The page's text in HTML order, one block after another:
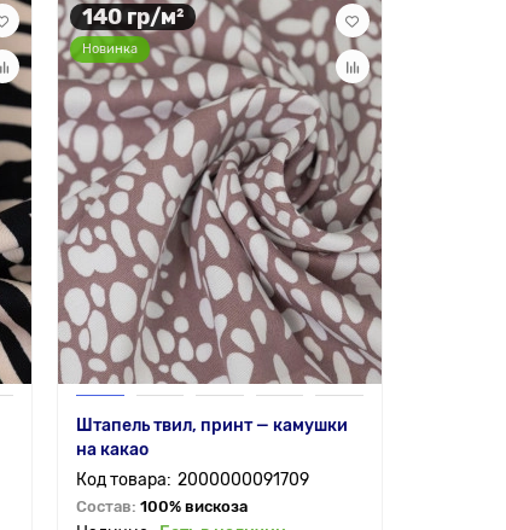
140 гр/м²
Новинка
Штапель твил, принт — камушки
на какао
2000000091709
Состав: 100% вискоза